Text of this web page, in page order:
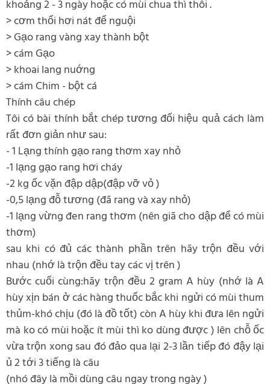
khoảng 2 - 3 ngày hoặc có mùi chua thì thôi .
> cơm thổi hơi nát để nguội
> Gạo rang vàng xay thành bột
> cám Gạo
> khoai lang nuớng
> cám Chim - bột cá
Thính câu chép
Tôi có bài thính bắt chép tương đối hiệu quả cách làm
rất đơn giản như sau:
- 1 Lạng thính gạo rang thơm xay nhỏ
-1 lạng gạo rang hơi cháy
-2 kg ốc vặn đập dập(đập vỡ vỏ )
-0,5 lạng đỗ tương (đã rang và xay nhỏ)
-1 lạng vừng đen rang thơm (nên giã cho dập để có mùi
thơm)
sau khi có đủ các thành phần trên hãy trộn đều với
nhau (nhớ là trộn đều tay các vị trên )
Bước cuối cùng:hãy trộn đều 2 gram A hùy (nhớ là A
hùy xịn bán ở các hàng thuốc bắc khi ngửi có mùi thum
thủm-khó chịu (đó là đồ tốt) còn A hùy khi đưa lên ngửi
mà ko có mùi hoặc ít mùi thì ko dùng được ) lên chỗ ốc
vừa trộn xong sau đó đảo qua lại 2-3 lần tiếp đó đậy lại
ủ 2 tới 3 tiếng là câu
(nhó đây là mồi dùng câu ngay trong ngày )